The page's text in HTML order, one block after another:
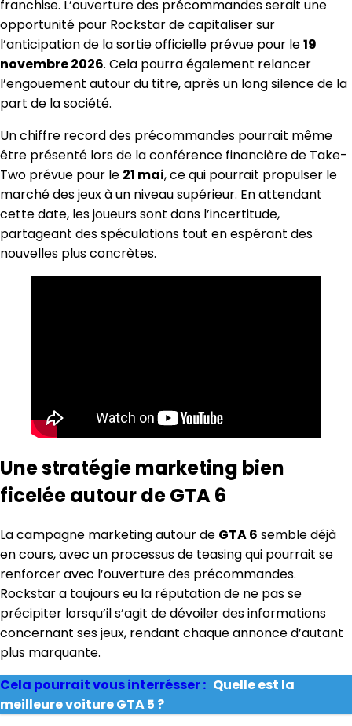
franchise. L’ouverture des précommandes serait une
opportunité pour Rockstar de capitaliser sur
l’anticipation de la sortie officielle prévue pour le19
novembre 2026. Cela pourra également relancer
l’engouement autour du titre, après un long silence de la
part de la société.
Un chiffre record des précommandes pourrait même
être présenté lors de la conférence financière de Take-
Two prévue pour le 21 mai, ce qui pourrait propulser le
marché des jeux à un niveau supérieur. En attendant
cette date, les joueurs sont dans l’incertitude,
partageant des spéculations tout en espérant des
nouvelles plus concrètes.
Une stratégie marketing bien
ficelée autour de GTA 6
La campagne marketing autour de GTA 6 semble déjà
en cours, avec un processus de teasing qui pourrait se
renforcer avec l’ouverture des précommandes.
Rockstar a toujours eu la réputation de ne pas se
précipiter lorsqu’il s’agit de dévoiler des informations
concernant ses jeux, rendant chaque annonce d’autant
plus marquante.
Cela pourrait vous interrésser : Quelle est la
meilleure voiture GTA 5 ?